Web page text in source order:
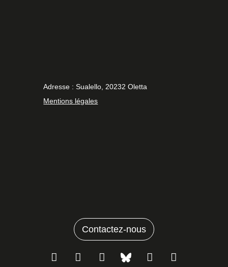
Adresse : Sualello, 20232 Oletta
Mentions légales
Contactez-nous